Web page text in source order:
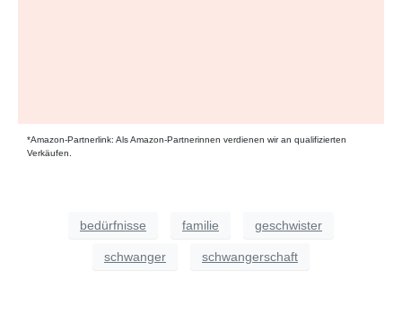
*Amazon-Partnerlink: Als Amazon-Partnerinnen verdienen wir an qualifizierten
Verkäufen.
bedürfnisse familie geschwister
schwanger schwangerschaft